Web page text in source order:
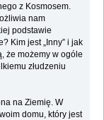
z Kosmosem.
nam
podstawie
Kim jest „Inny” i jak
że możemy w ogóle
złudzeniu
na Ziemię. W
domu, który jest